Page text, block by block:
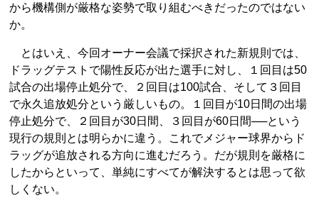
から機構側が厳格な姿勢で取り組むべきだったのではない
か。
とはいえ、今回オーナー会議で採択された新規則では、
ドラッグテストで陽性反応が出た選手に対し、１回目は50
試合の出場停止処分で、２回目は100試合、そして３回目
で永久追放処分という厳しいもの。１回目が10日間の出場
停止処分で、２回目が30日間、３回目が60日間──という
現行の規則とは明らかに違う。これでメジャー球界からド
ラッグが追放される方向に進むだろう。だが規則を厳格に
したからといって、単純にすべてが解決するとは思って欲
しくない。